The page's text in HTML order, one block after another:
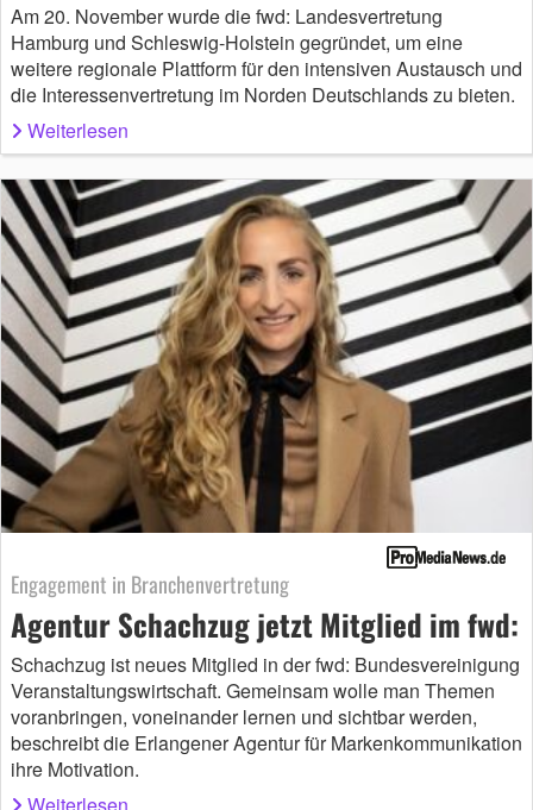
Am 20. November wurde die fwd: Landesvertretung
Hamburg und Schleswig-Holstein gegründet, um eine
weitere regionale Plattform für den intensiven Austausch und
die Interessenvertretung im Norden Deutschlands zu bieten.
Weiterlesen
Engagement in Branchenvertretung
Agentur Schachzug jetzt Mitglied im fwd:
Schachzug ist neues Mitglied in der fwd: Bundesvereinigung
Veranstaltungswirtschaft. Gemeinsam wolle man Themen
voranbringen, voneinander lernen und sichtbar werden,
beschreibt die Erlangener Agentur für Markenkommunikation
ihre Motivation.